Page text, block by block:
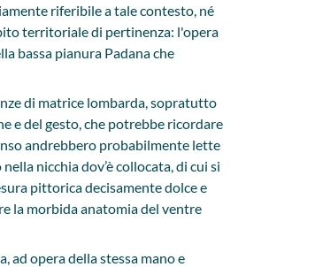
riferibile a tale contesto, né
territoriale di pertinenza: l'opera
bassa pianura Padana che
di matrice lombarda, sopratutto
e del gesto, che potrebbe ricordare
andrebbero probabilmente lette
nicchia dov’è collocata, di cui si
pittorica decisamente dolce e
la morbida anatomia del ventre
ad opera della stessa mano e